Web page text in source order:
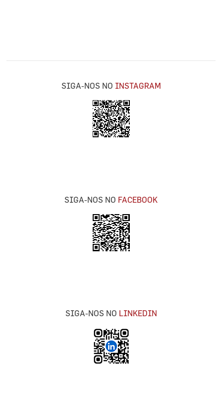
SIGA-NOS NO INSTAGRAM
SIGA-NOS NO FACEBOOK
SIGA-NOS NO LINKEDIN